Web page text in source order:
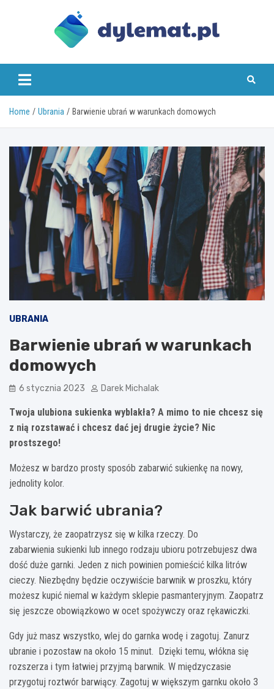
dylemat.pl
Home Ubrania Barwienie ubrań w warunkach domowych
UBRANIA
Barwienie ubrań w warunkach
domowych
6 stycznia 2023 Darek Michalak
Twoja ulubiona sukienka wyblakła? A mimo to nie chcesz się
z nią rozstawać i chcesz dać jej drugie życie? Nic
prostszego!
Możesz w bardzo prosty sposób zabarwić sukienkę na nowy,
jednolity kolor.
Jak barwić ubrania?
Wystarczy, że zaopatrzysz się w kilka rzeczy. Do
zabarwienia sukienki lub innego rodzaju ubioru potrzebujesz dwa
dość duże garnki. Jeden z nich powinien pomieścić kilka litrów
cieczy. Niezbędny będzie oczywiście barwnik w proszku, który
możesz kupić niemal w każdym sklepie pasmanteryjnym. Zaopatrz
się jeszcze obowiązkowo w ocet spożywczy oraz rękawiczki.
Gdy już masz wszystko, wlej do garnka wodę i zagotuj. Zanurz
ubranie i pozostaw na około 15 minut. Dzięki temu, włókna się
rozszerza i tym łatwiej przyjmą barwnik. W międzyczasie
przygotuj roztwór barwiący. Zagotuj w większym garnku około 3